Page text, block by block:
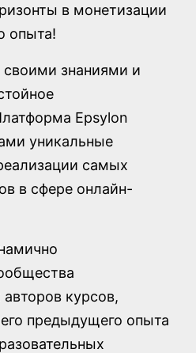
в монетизации
опыта!
своими знаниями и
Epsylon
уникальные
самых
в сфере онлайн-
курсов,
предыдущего опыта